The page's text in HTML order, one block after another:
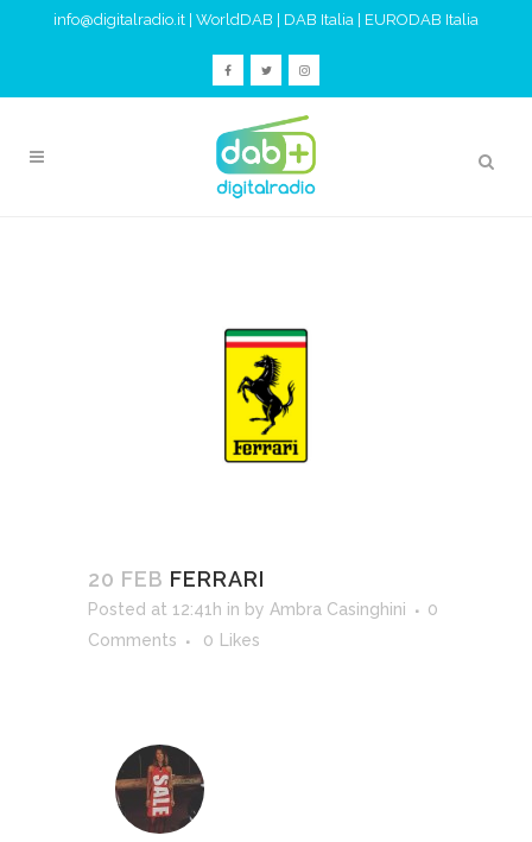
info@digitalradio.it WorldDAB DAB Italia EURODAB Italia
20 FEB FERRARI
Posted at 12:41h in by Ambra Casinghini
0
Comments
0 Likes